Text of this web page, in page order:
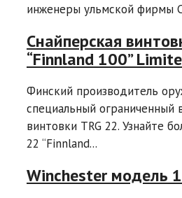
инженеры ульмской фирмы
Снайперская
“Finnland 100”
Финский производитель
специальный ограниченный
винтовки TRG 22. Узнайте
22 “Finnland...
Winchester модель